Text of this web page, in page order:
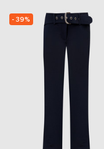
- 39%